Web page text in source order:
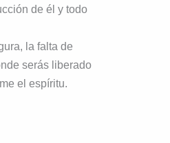
de él y todo
la falta de
serás liberado
el espíritu.